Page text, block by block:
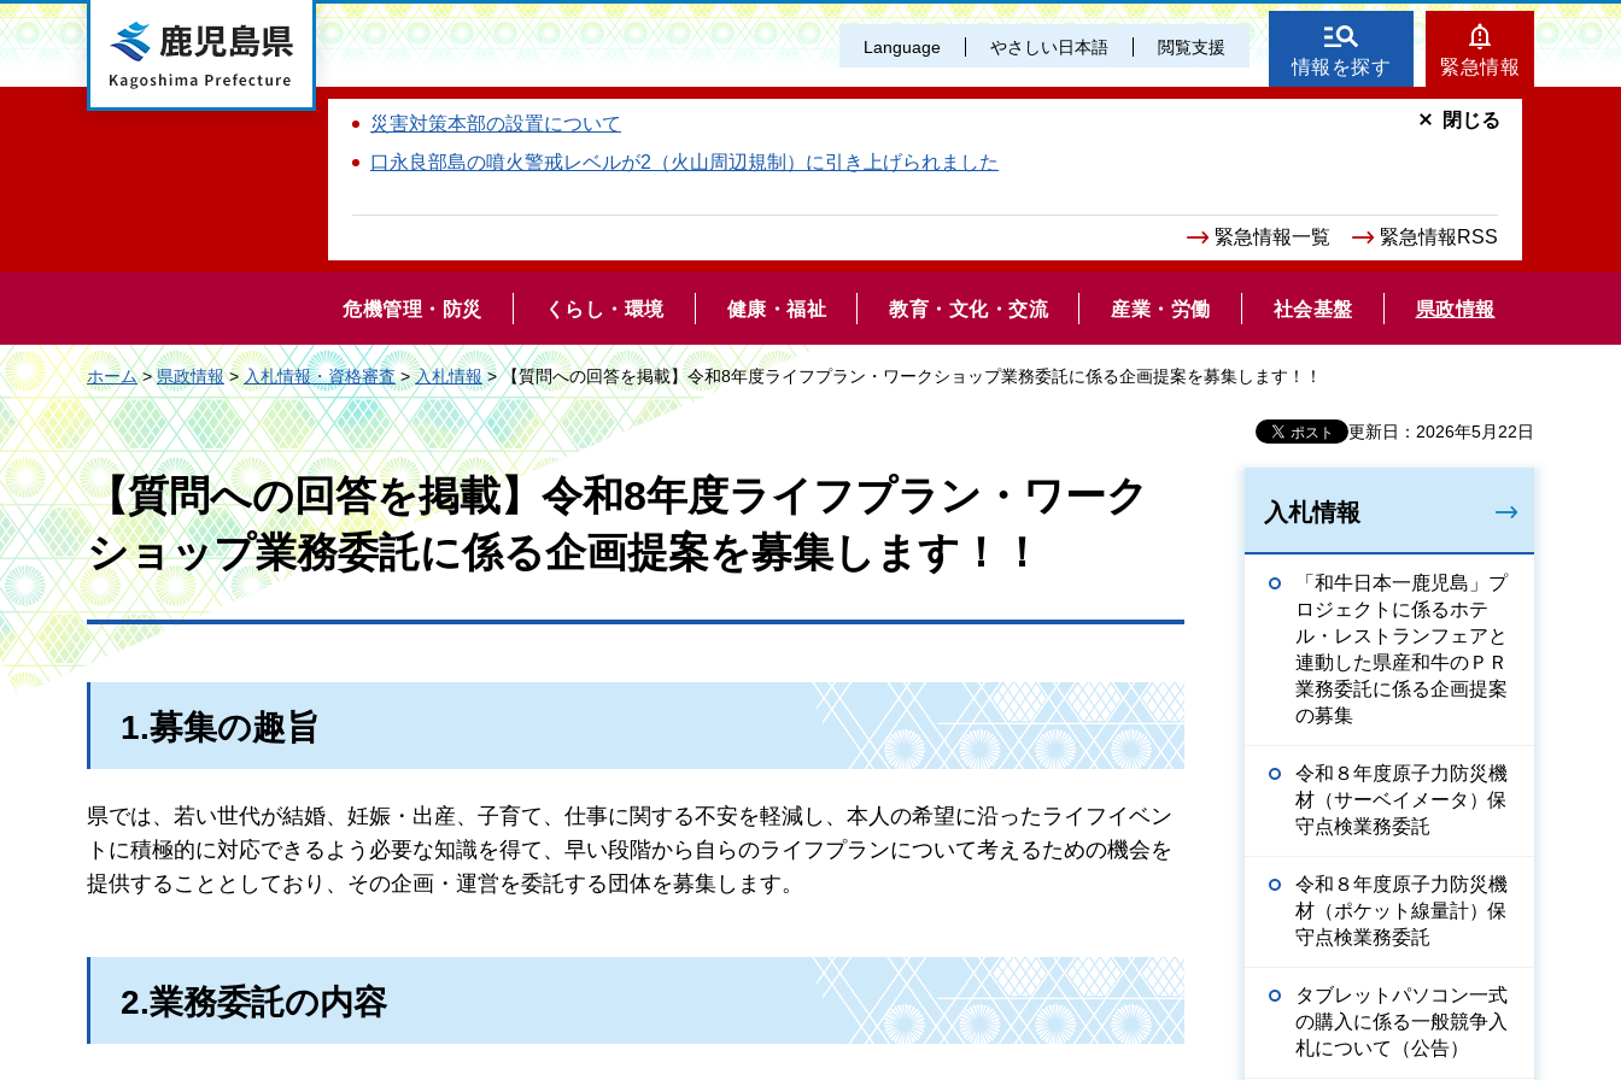
鹿児島県 Language やさしい日本語 閲覧支援
情報を探す 緊急情報
災害対策本部の設置について
口永良部島の噴火警戒レベルが2（火山周辺規制）に引き上げられました
緊急情報一覧 緊急情報RSS
閉じる
危機管理・防災 くらし・環境 健康・福祉 教育・文化・交流 産業・労働 社会基盤 県政情報
ホーム>県政情報>入札情報・資格審査>入札情報> 【質問への回答を掲載】令和8年度ライフプラン・ワークショップ業務委託に係る企画提案を募集します！！
更新日：2026年5月22日
【質問への回答を掲載】令和8年度ライフプラン・ワーク
ショップ業務委託に係る企画提案を募集します！！
1.募集の趣旨
県では、若い世代が結婚、妊娠・出産、子育て、仕事に関する不安を軽減し、本人の希望に沿ったライフイベン
トに積極的に対応できるよう必要な知識を得て、早い段階から自らのライフプランについて考えるための機会を
提供することとしており、その企画・運営を委託する団体を募集します。
2.業務委託の内容
入札情報
「和牛日本一鹿児島」プ
ロジェクトに係るホテ
ル・レストランフェアと
連動した県産和牛のＰＲ
業務委託に係る企画提案
の募集
令和８年度原子力防災機
材（サーベイメータ）保
守点検業務委託
令和８年度原子力防災機
材（ポケット線量計）保
守点検業務委託
タブレットパソコン一式
の購入に係る一般競争入
札について（公告）